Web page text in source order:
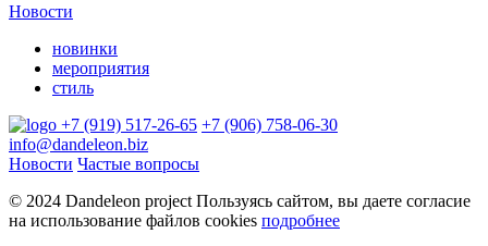
Новости
новинки
мероприятия
стиль
+7 (919) 517-26-65 +7 (906) 758-06-30
info@dandeleon.biz
Новости Частые вопросы
© 2024 Dandeleon project Пользуясь сайтом, вы даете согласие
на использование файлов cookies подробнее